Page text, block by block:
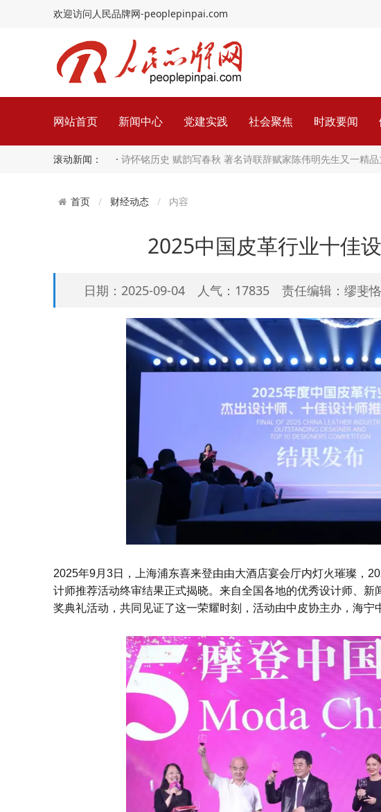
欢迎访问人民品牌网-peoplepinpai.com
网站首页 新闻中心 党建实践 社会聚焦 时政要闻
滚动新闻： · 诗怀铭历史 赋韵写春秋 著名诗联辞赋家陈伟明先生又一精
首页 财经动态 内容
2025中国皮革行业十佳
日期：2025-09-04 人气：17835 责任编辑：缪斐恪
2025年9月3日，上海浦东喜来登由由大酒店宴会厅内灯火璀璨，
计师推荐活动终审结果正式揭晓。来自全国各地的优秀设计师、
奖典礼活动，共同见证了这一荣耀时刻，活动由中皮协主办，海宁